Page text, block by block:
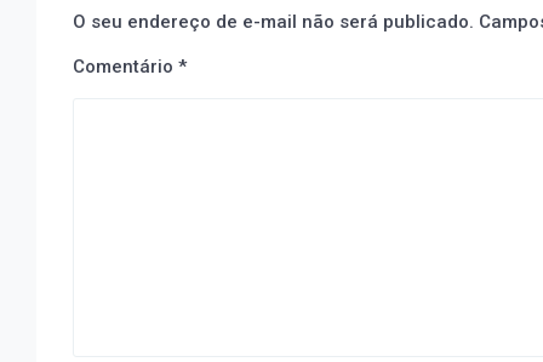
O seu endereço de e-mail não será publicado.
Comentário *